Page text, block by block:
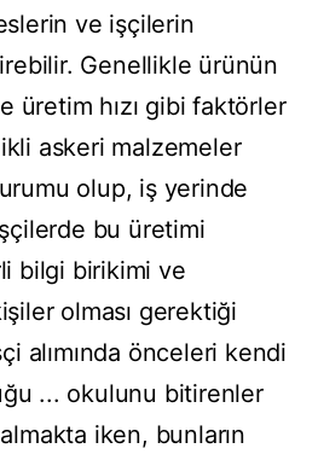
ve işçilerin
Genellikle ürünün
üretim hızı gibi faktörler
askeri malzemeler
olup, iş yerinde
bu üretimi
bilgi birikimi ve
olması gerektiği
alımında önceleri kendi
... okulunu bitirenler
iken, bunların